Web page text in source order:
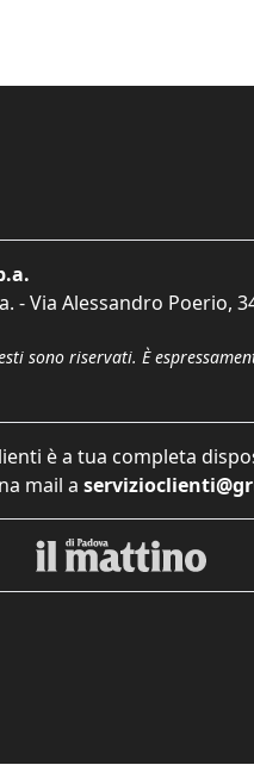
Via Alessandro Poerio,
sono riservati. È
è a tua completa
mail a